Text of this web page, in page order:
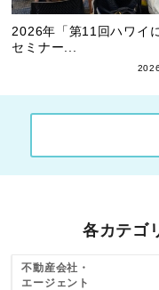
2026年「第11回ハワイ
セミナー...
各カテゴ
不動産会社・
エージェント